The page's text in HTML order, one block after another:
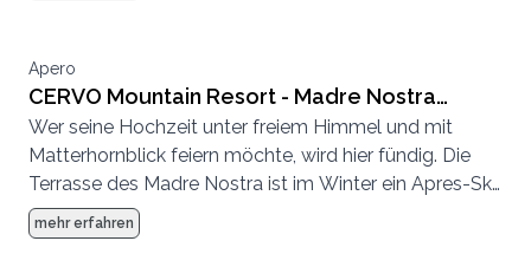
Apero
CERVO Mountain Resort - Madre Nostra
Terrasse und Deck
Wer seine Hochzeit unter freiem Himmel und mit
Matterhornblick feiern möchte, wird hier fündig. Die
Terrasse des Madre Nostra ist im Winter ein Apres-Ski
Hotspot und im Sommer eine entspannte
Sonnenterrasse.
mehr erfahren